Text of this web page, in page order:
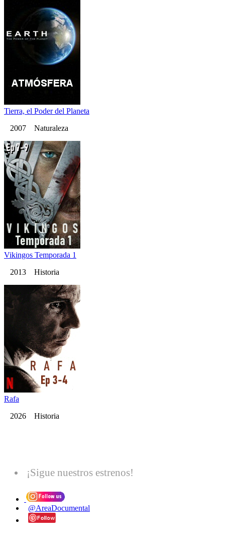
Tierra, el Poder del Planeta
2007 Naturaleza
Vikingos Temporada 1
2013 Historia
Rafa
2026 Historia
¡Sigue nuestros estrenos!
@AreaDocumental